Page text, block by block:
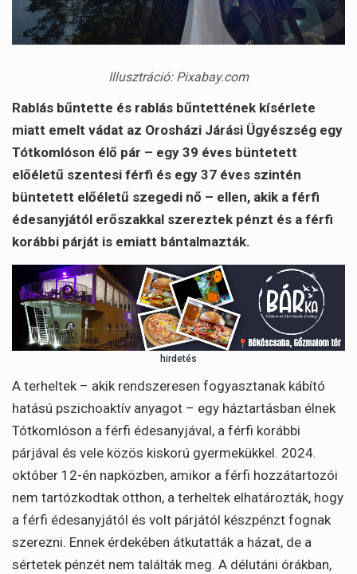
Illusztráció: Pixabay.com
Rablás bűntette és rablás bűntettének kísérlete
miatt emelt vádat az Orosházi Járási Ügyészség egy
Tótkomlóson élő pár – egy 39 éves büntetett
előéletű szentesi férfi és egy 37 éves szintén
büntetett előéletű szegedi nő – ellen, akik a férfi
édesanyjától erőszakkal szereztek pénzt és a férfi
korábbi párját is emiatt bántalmazták.
hirdetés
A terheltek – akik rendszeresen fogyasztanak kábító
hatású pszichoaktív anyagot – egy háztartásban élnek
Tótkomlóson a férfi édesanyjával, a férfi korábbi
párjával és vele közös kiskorú gyermekükkel. 2024.
október 12-én napközben, amikor a férfi hozzátartozói
nem tartózkodtak otthon, a terheltek elhatározták, hogy
a férfi édesanyjától és volt párjától készpénzt fognak
szerezni. Ennek érdekében átkutatták a házat, de a
sértetek pénzét nem találták meg. A délutáni órákban,